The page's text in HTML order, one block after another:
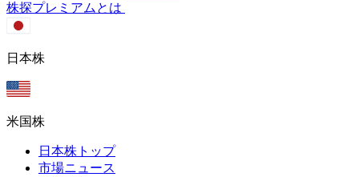
株探プレミアムとは
日本株
米国株
日本株トップ
市場ニュース